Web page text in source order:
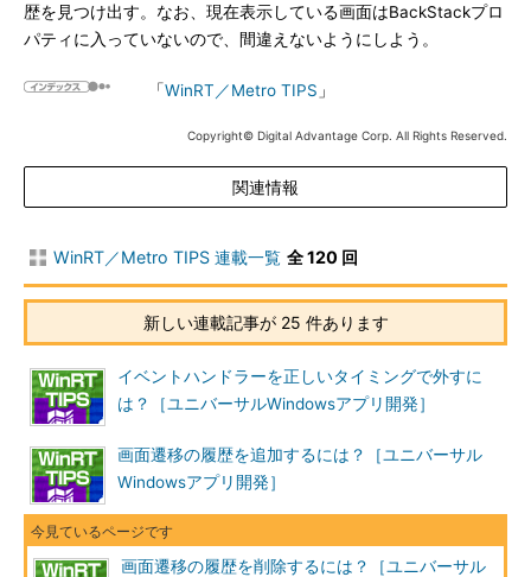
歴を見つけ出す。なお、現在表示している画面はBackStackプロ
パティに入っていないので、間違えないようにしよう。
「WinRT／Metro TIPS 」
Copyright© Digital Advantage Corp. All Rights Reserved.
関連情報
WinRT／Metro TIPS 連載一覧 全 120 回
新しい連載記事が 25 件あります
イベントハンドラーを正しいタイミングで外すに
は？［ユニバーサルWindowsアプリ開発］
画面遷移の履歴を追加するには？［ユニバーサル
Windowsアプリ開発］
画面遷移の履歴を削除するには？［ユニバーサル